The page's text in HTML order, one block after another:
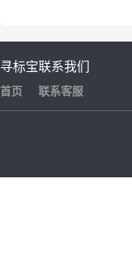
寻标宝
首页
联系我们
联系客服